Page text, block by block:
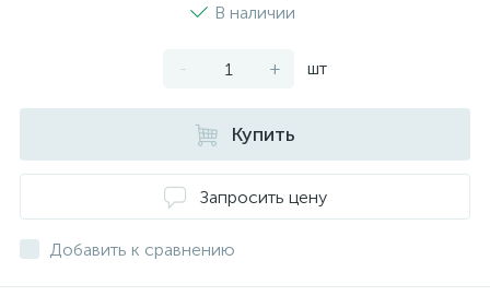
В наличии
- + шт
Купить
Запросить цену
Добавить к сравнению